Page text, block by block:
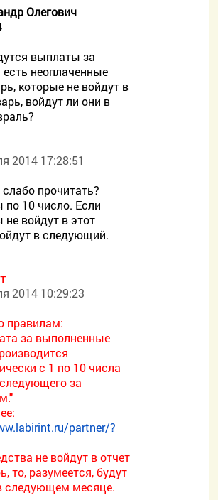
Олегович
выплаты за
неоплаченные
которые не войдут в
войдут ли они в
2014 17:28:51
прочитать?
10 число. Если
войдут в этот
в следующий.
2014 10:29:23
правилам:
за выполненные
с 1 по 10 числа
за
partner/?
не войдут в отчет
то, разумеется, будут
следующем месяце.